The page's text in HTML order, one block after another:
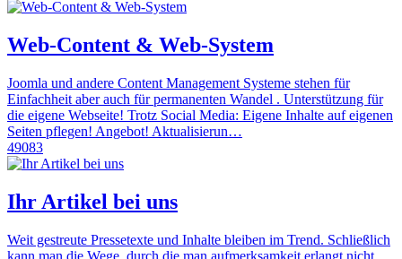
Web-Content & Web-System
Joomla und andere Content Management Systeme stehen für
Einfachheit aber auch für permanenten Wandel . Unterstützung für
die eigene Webseite! Trotz Social Media: Eigene Inhalte auf eigenen
Seiten pflegen! Angebot! Aktualisierun…
49083
Ihr Artikel bei uns
Weit gestreute Pressetexte und Inhalte bleiben im Trend. Schließlich
kann man die Wege, durch die man aufmerksamkeit erlangt nicht